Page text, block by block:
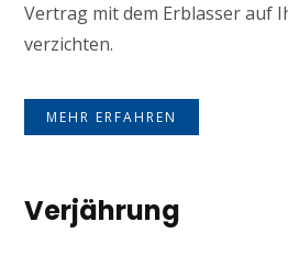
Vertrag mit dem Erblasser auf
verzichten.
MEHR ERFAHREN
Verjährung